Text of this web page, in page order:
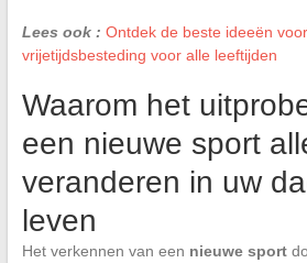
Lees ook : Ontdek de beste ideeën
vrijetijdsbesteding voor alle leeftijden
Waarom het
een nieuwe sport
veranderen in uw
leven
Het verkennen van een nieuwe sport